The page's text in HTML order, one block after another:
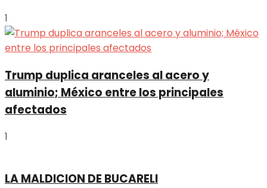
1
Trump duplica aranceles al acero y
aluminio; México entre los principales
afectados
1
LA MALDICION DE BUCARELI